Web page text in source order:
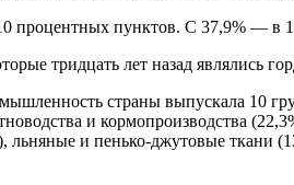
процентных пунктов. С 37,9% — в
тридцать лет назад являлись
страны выпускала 10
и кормопроизводства
льняные и пенько-джутовые